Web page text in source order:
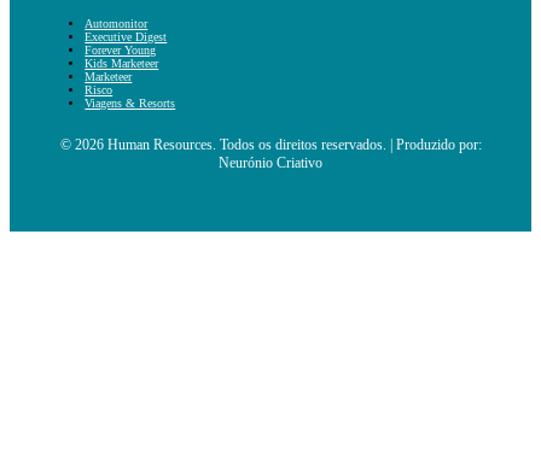
Automonitor
Executive Digest
Forever Young
Kids Marketeer
Marketeer
Risco
Viagens & Resorts
© 2026 Human Resources. Todos os direitos reservados. | Produzido por:
Neurónio Criativo